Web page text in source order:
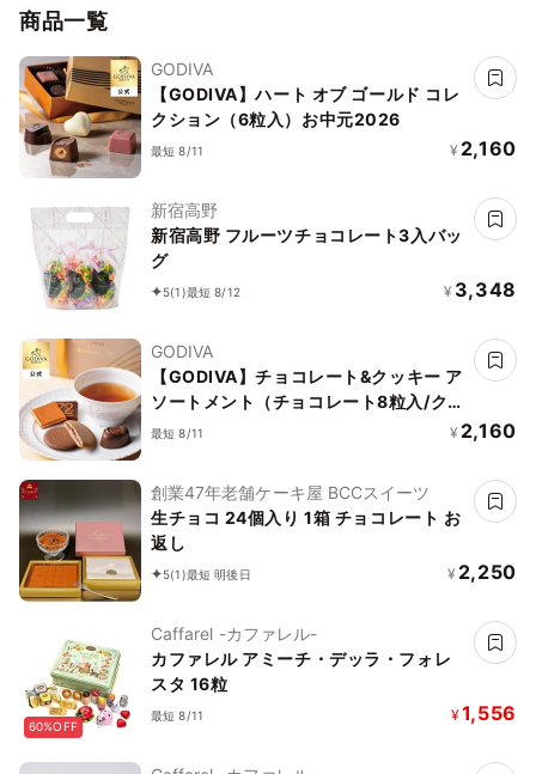
商品一覧
GODIVA
【GODIVA】ハート オブ ゴールド コレ
クション（6粒入）お中元2026
最短 8/11 ¥ 2,160
新宿高野
新宿高野 フルーツチョコレート3入バッ
グ
5(1)最短 8/12 ¥ 3,348
GODIVA
【GODIVA】チョコレート&クッキー ア
ソートメント（チョコレート8粒入/クッ
キー4枚入）お中元2026
最短 8/11 ¥ 2,160
創業47年老舗ケーキ屋 BCCスイーツ
生チョコ 24個入り 1箱 チョコレート お
返し
5(1)最短 明後日 ¥ 2,250
60%OFF
Caffarel -カファレル-
カファレル アミーチ・デッラ・フォレ
スタ 16粒
最短 8/11 ¥1,556